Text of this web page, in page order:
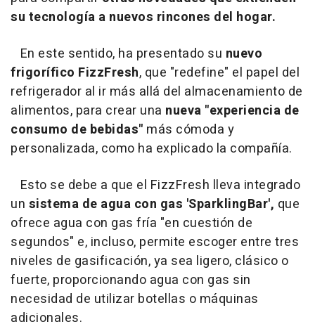
su tecnología a nuevos rincones del hogar.
En este sentido, ha presentado su nuevo
frigorífico FizzFresh, que "redefine" el papel del
refrigerador al ir más allá del almacenamiento de
alimentos, para crear una nueva "experiencia de
consumo de bebidas" más cómoda y
personalizada, como ha explicado la compañía.
Esto se debe a que el FizzFresh lleva integrado
un sistema de agua con gas 'SparklingBar', que
ofrece agua con gas fría "en cuestión de
segundos" e, incluso, permite escoger entre tres
niveles de gasificación, ya sea ligero, clásico o
fuerte, proporcionando agua con gas sin
necesidad de utilizar botellas o máquinas
adicionales.